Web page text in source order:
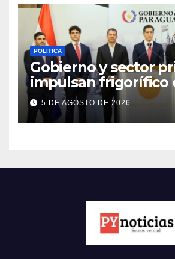
POLITICA
Gobierno y sector
impulsan frigorífico
Pedro
5 DE AGOSTO DE 2026